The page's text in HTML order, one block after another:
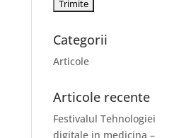
Categorii
Articole
Articole recente
Festivalul Tehnologiei
digitale in medicina –